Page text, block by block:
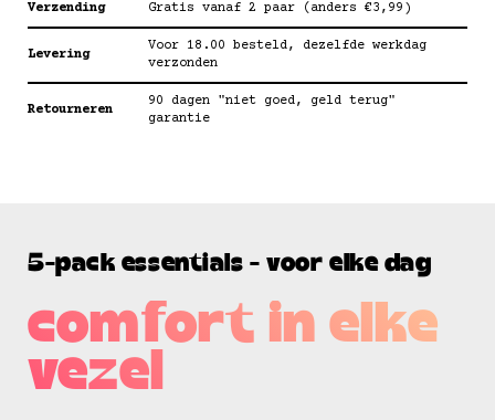
Verzending Gratis vanaf 2 paar (anders €3,99)
Levering
Voor 18.00 besteld, dezelfde werkdag
verzonden
Retourneren
90 dagen "niet goed, geld terug"
garantie
5-pack essentials - voor elke dag
comfort in elke
vezel